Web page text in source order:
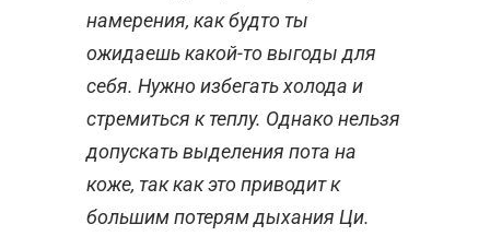
намерения, как будто ты
ожидаешь какой-то выгоды для
себя. Нужно избегать холода и
стремиться к теплу. Однако нельзя
допускать выделения пота на
коже, так как это приводит к
большим потерям дыхания Ци.